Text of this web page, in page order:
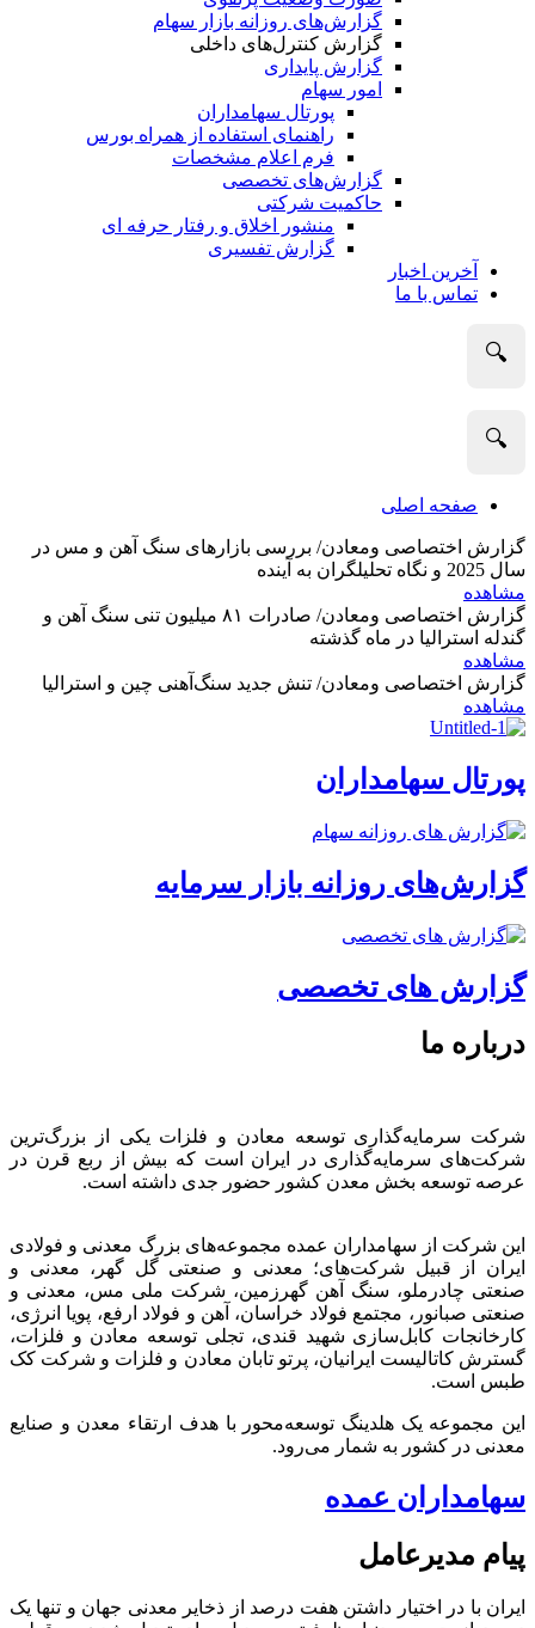
گزارش‌های روزانه بازار سهام
گزارش کنترل‌های داخلی
گزارش پایداری
امور سهام
پورتال سهامداران
راهنمای استفاده از همراه بورس
فرم اعلام مشخصات
گزارش‌های تخصصی
حاکمیت شرکتی
منشور اخلاق و رفتار حرفه­ ای
گزارش تفسیری
آخرین اخبار
تماس با ما
🔍
🔍
صفحه اصلی
گزارش اختصاصی ومعادن/ بررسی بازارهای سنگ آهن و مس در
سال 2025 و نگاه تحلیلگران به آینده
مشاهده
گزارش اختصاصی ومعادن/ صادرات ۸۱ میلیون تنی سنگ آهن و
گندله استرالیا در ماه گذشته
مشاهده
گزارش اختصاصی ومعادن/ تنش جدید سنگ‌آهنی چین و استرالیا
مشاهده
پورتال سهامداران
گزارش‌های روزانه بازار سرمایه
گزارش های تخصصی
درباره ما
شرکت سرمایه‌گذاری توسعه معادن و فلزات یکی از بزرگ‌ترین
شرکت‌های سرمایه‌گذاری در ایران است که بیش از ربع قرن در
عرصه توسعه بخش معدن کشور حضور جدی داشته است.
این شرکت از سهامداران عمده مجموعه‌های بزرگ معدنی و فولادی
ایران از قبیل شرکت‌های؛ معدنی و صنعتی گل گهر، معدنی و
صنعتی چادرملو، سنگ آهن گهرزمین، شرکت ملی مس، معدنی و
صنعتی صبانور، مجتمع فولاد خراسان، آهن و فولاد ارفع، پویا انرژی،
کارخانجات کابل‌سازی شهید قندی، تجلی توسعه معادن و فلزات،
گسترش کاتالیست ایرانیان، پرتو تابان معادن و فلزات و شرکت کک
طبس است.
این مجموعه یک هلدینگ توسعه‌محور با هدف ارتقاء معدن و صنایع
معدنی در کشور به شمار می‌رود.
سهامداران عمده
پیام مدیرعامل
ایران با در اختیار داشتن هفت درصد از ذخایر معدنی جهان و تنها یک